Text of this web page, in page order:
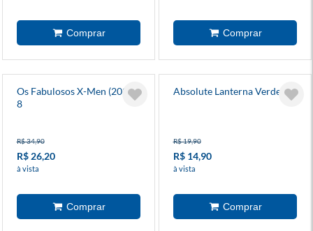
Os Fabulosos X-Men (2025)
8
R$ 34,90
R$ 26,20
à vista
Absolute Lanterna Verde 1
R$ 19,90
R$ 14,90
à vista